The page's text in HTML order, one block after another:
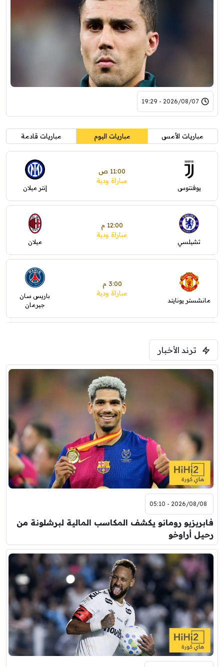
2026/08/07 - 19:29
مباريات الأمس مباريات اليوم مباريات قادمة
يوفنتوس
11:00 ص
مباراة ودية
إنتر ميلان
تشيلسي
12:00 م
مباراة ودية
ميلان
مانشستر يونايتد
3:00 م
مباراة ودية
باريس سان
جيرمان
فرينتسفاروشي
7:00 م
مباراة ودية
نوتنغهام فورست
اودينيزي
8:00 م
مباراة ودية
برشلونة
ترند الأخبار
2026/08/08 - 05:10
فابريزيو رومانو يكشف المكاسب المالية لبرشلونة من
رحيل أراوخو